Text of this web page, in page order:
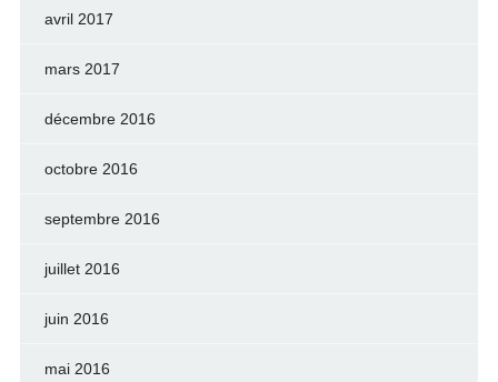
avril 2017
mars 2017
décembre 2016
octobre 2016
septembre 2016
juillet 2016
juin 2016
mai 2016